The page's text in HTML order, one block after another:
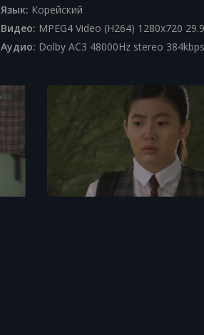
Язык: Корейский
Видео: MPEG4 Video (H264) 1280x720
Аудио: Dolby AC3 48000Hz stereo 384kbps